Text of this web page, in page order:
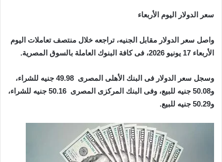
سعر الدولار اليوم الأربعاء
واصل سعر الدولار مقابل الجنيه، تراجعه خلال منتصف تعاملات اليوم
الأربعاء 17 يونيو 2026، فى كافة البنوك العاملة بالسوق المصرية.
وسجل سعر الدولار فى البنك الأهلى المصرى 49.98 جنيه للشراء،
و50.08 جنيه للبيع، وفى البنك المركزى المصرى 50.16 جنيه للشراء،
و50.29 جنيه للبيع.